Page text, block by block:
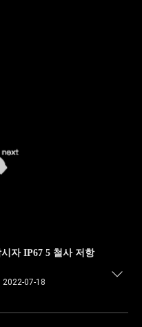
자 IP67 5 철사 저항
2022-07-18